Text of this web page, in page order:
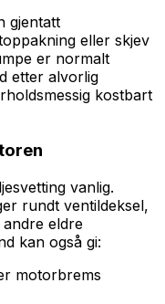
gjentatt
eller skjev
er normalt
etter alvorlig
kostbart
vanlig.
rundt ventildeksel,
eldre
kan også gi:
motorbrems